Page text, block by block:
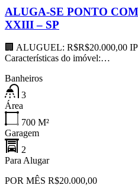
ALUGA-SE PONTO
XXIII – SP
🏢 ALUGUEL: R$R$20.000,00
Características do imóvel:…
Banheiros
3
Área
700 M²
Garagem
2
Para Alugar
POR MÊS R$20.000,00